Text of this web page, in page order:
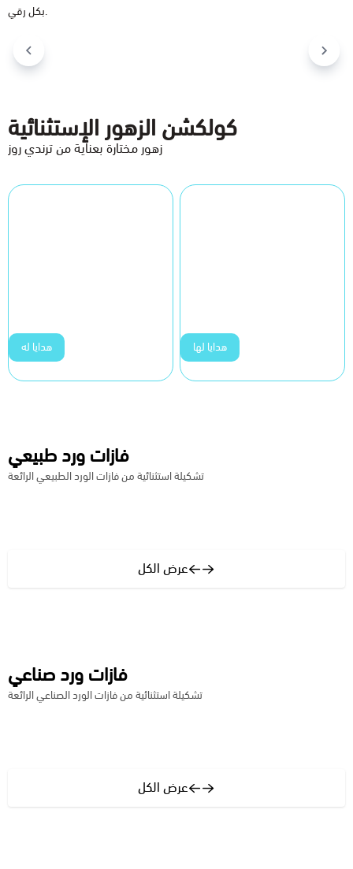
بكل رقي.
كولكشن الزهور الإستثنائية
زهور مختارة بعناية من ترندي روز
هدايا له هدايا لها
فازات ورد طبيعي
تشكيلة استثنائية من فازات الورد الطبيعي الرائعة
عرض الكل
فازات ورد صناعي
تشكيلة استثنائية من فازات الورد الصناعي الرائعة
عرض الكل